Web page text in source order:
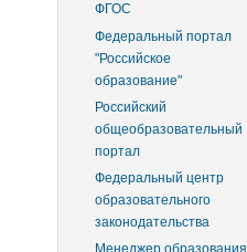
ФГОС
Федеральный портал
"Российское
образование"
Российский
общеобразовательный
портал
Федеральный центр
образовательного
законодательства
Менеджер образования